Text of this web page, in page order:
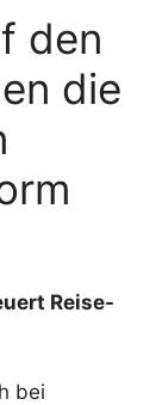
den
die
Reise-
bei